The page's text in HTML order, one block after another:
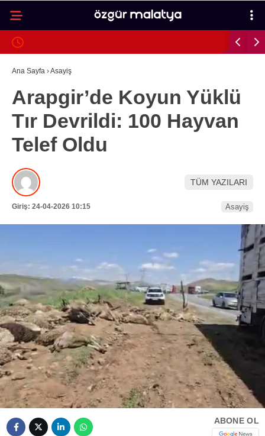
Facebook
Instagram
Youtube
25.8°
GALERİ
MALATYA
İLÇELER
ASAYIŞ
SPOR
GÜNDEM
SAĞLIK
HAVA DURUMU
NÖBETÇI ECZANELER
NAMAZ VAKITLERI
Ana Sayfa ›Asayiş
Arapgir’de Koyun Yüklü
Tır Devrildi: 100 Hayvan
Telef Oldu
TÜM YAZILARI
Giriş: 24-04-2026 10:15 Asayiş
ABONE OL